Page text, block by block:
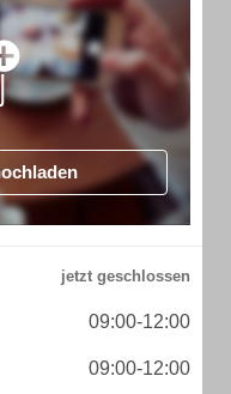
09:00-12:00
09:00-12:00